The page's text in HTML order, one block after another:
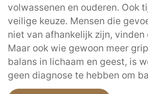
volwassenen en ouderen. Ook
veilige keuze. Mensen die
niet van afhankelijk zijn,
Maar ook wie gewoon meer
balans in lichaam en geest, is
geen diagnose te hebben om